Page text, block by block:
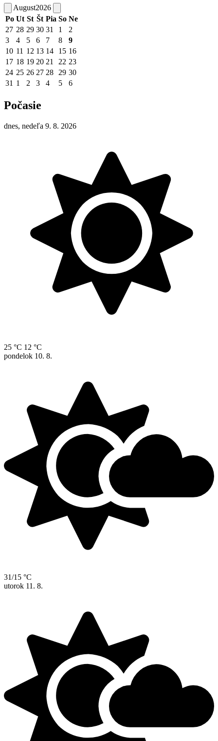
August2026
Po Ut St Št Pia So Ne
27 28 29 30 31 1
2
3
4 5 6 7 8
9
10 11 12 13 14 15 16
17 18 19 20 21 22 23
24 25 26 27 28 29 30
31 1 2 3 4 5 6
Počasie
dnes, nedeľa 9. 8. 2026
25 °C 12 °C
pondelok 10. 8.
31/15 °C
utorok 11. 8.